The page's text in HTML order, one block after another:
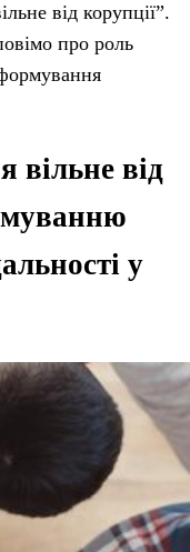
від корупції”.
про роль
вільне від
у